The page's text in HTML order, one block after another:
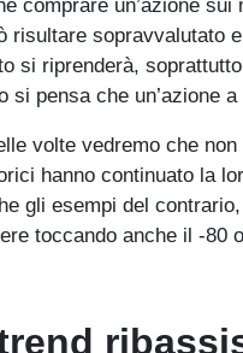
comprare un’azione
risultare sopravvalutato
si riprenderà,
si pensa che un’azione
volte vedremo che
hanno continuato la
gli esempi del
toccando anche il -80